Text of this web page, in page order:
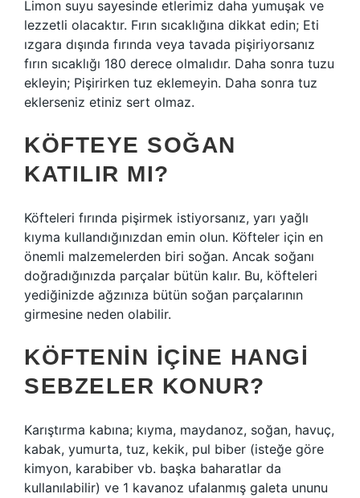
Limon suyu sayesinde etlerimiz daha yumuşak ve
lezzetli olacaktır. Fırın sıcaklığına dikkat edin; Eti
ızgara dışında fırında veya tavada pişiriyorsanız
fırın sıcaklığı 180 derece olmalıdır. Daha sonra tuzu
ekleyin; Pişirirken tuz eklemeyin. Daha sonra tuz
eklerseniz etiniz sert olmaz.
KÖFTEYE SOĞAN
KATILIR MI?
Köfteleri fırında pişirmek istiyorsanız, yarı yağlı
kıyma kullandığınızdan emin olun. Köfteler için en
önemli malzemelerden biri soğan. Ancak soğanı
doğradığınızda parçalar bütün kalır. Bu, köfteleri
yediğinizde ağzınıza bütün soğan parçalarının
girmesine neden olabilir.
KÖFTENIN IÇINE HANGI
SEBZELER KONUR?
Karıştırma kabına; kıyma, maydanoz, soğan, havuç,
kabak, yumurta, tuz, kekik, pul biber (isteğe göre
kimyon, karabiber vb. başka baharatlar da
kullanılabilir) ve 1 kavanoz ufalanmış galeta ununu